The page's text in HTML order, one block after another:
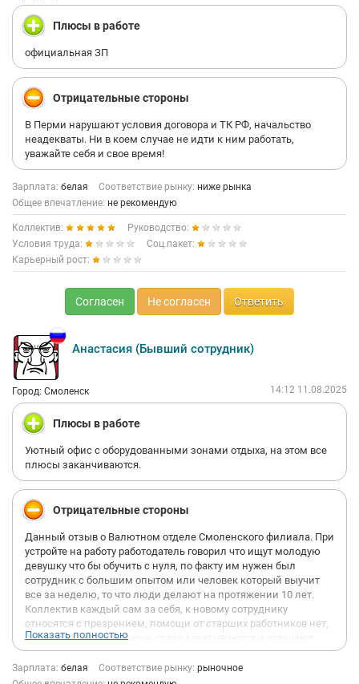
Плюсы в работе
официальная ЗП
Отрицательные стороны
В Перми нарушают условия договора и ТК РФ, начальство
неадекваты. Ни в коем случае не идти к ним работать,
уважайте себя и свое время!
Зарплата: белая Соответствие рынку: ниже рынка
Общее впечатление: не рекомендую
Коллектив:
Руководство:
Условия труда:
Соц.пакет:
Карьерный рост:
Согласен Не согласен Ответить
Анастасия (Бывший сотрудник)
Город: Смоленск 14:12 11.08.2025
Плюсы в работе
Уютный офис с оборудованными зонами отдыха, на этом все
плюсы заканчиваются.
Отрицательные стороны
Данный отзыв о Валютном отделе Смоленского филиала. При
устройте на работу работодатель говорил что ищут молодую
девушку что бы обучить с нуля, по факту им нужен был
сотрудник с большим опытом или человек который выучит
все за неделю, то что люди делают на протяжении 10 лет.
Коллектив каждый сам за себя, к новому сотруднику
относятся с презрением, помощи от старших работников нет,
если что-то спрашиваешь глаза закатываются и отвечают
ищи в нормативных документах. При устройстве на работу не
оговаривалось учение нормативных документов наизусть.
Брали на работу с маленьким ребенком, больничные
Показать полностью
Зарплата: белая Соответствие рынку: рыночное